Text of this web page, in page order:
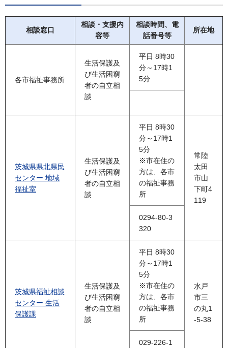
相談窓口
相談・支援内
容等
相談時間、電
話番号等
所在地
各市福祉事務所
生活保護及
び生活困窮
者の自立相
談
平日 8時30
分～17時1
5分
茨城県県北県民
センター 地域
福祉室
生活保護及
び生活困窮
者の自立相
談
平日 8時30
分～17時1
5分
※市在住の
方は、各市
の福祉事務
所
常陸
太田
市山
下町4
119
0294-80-3
320
茨城県福祉相談
センター 生活
保護課
生活保護及
び生活困窮
者の自立相
談
平日 8時30
分～17時1
5分
※市在住の
方は、各市
の福祉事務
所
水戸
市三
の丸1
-5-38
029-226-1